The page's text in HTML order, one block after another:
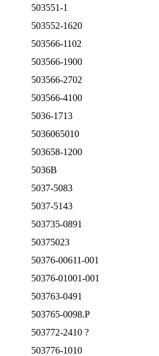
503551-1
503552-1620
503566-1102
503566-1900
503566-2702
503566-4100
5036-1713
5036065010
503658-1200
5036B
5037-5083
5037-5143
503735-0891
50375023
50376-00611-001
50376-01001-001
503763-0491
503765-0098.P
503772-2410 ?
503776-1010